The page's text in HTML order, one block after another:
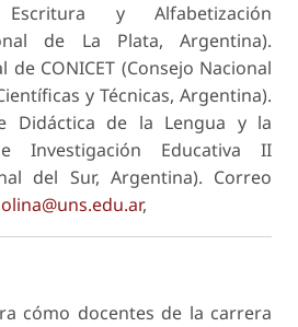
y Alfabetización
de La Plata, Argentina).
CONICET (Consejo Nacional
y Técnicas, Argentina).
Didáctica de la Lengua y la
Educativa II
del Sur, Argentina). Correo
,
cómo docentes de la carrera